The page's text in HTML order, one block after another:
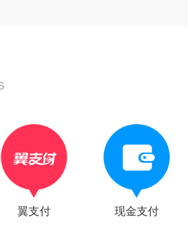
翼支付 现金支付